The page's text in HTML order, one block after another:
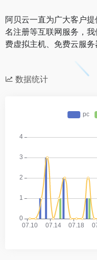
阿贝云一直为广大客户
名注册等互联网服务，
费虚拟主机、免费云服务
数据统计